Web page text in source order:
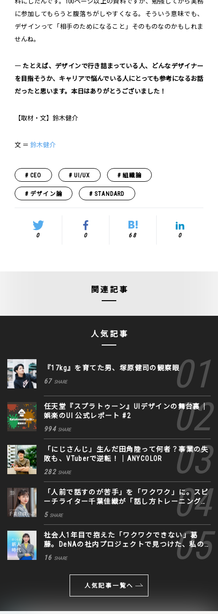
に参加してもらうと腹落ちがしやすくなる。そういう意味でも、
デザインって「相手のためになること」そのものなのかもしれま
せんね。
― たとえば、デザインで行き詰まっている人、どんなデザイナー
を目指そうか、キャリアで悩んでいる人にとっても参考になるお話
だったと思います。本日はありがとうございました！
【取材・文】鈴木健介
文 ＝ 鈴木健介
CEO UI/UX 組織論
デザイン論 STANDARD
0 0 68 0
関連記事
人気記事
『17kg』を育てた男、塚原健司の観察眼
67 SHARE
任天堂『スプラトゥーン』UIデザインの舞台裏｜
娯楽のUI 公式レポート #2
994 SHARE
「にじさんじ」生んだ田角陸って何者？事業の失
敗も、VTuberで逆転！｜ANYCOLOR
282 SHARE
「人前で話すのが苦手」を「ワクワク」に。スピ
ーチライター千葉佳織が「話し方トレーニング」
に込めた思い
5 SHARE
社会人1年目で抱えた「ワクワクできない」葛
藤。DeNAの社内プロジェクトで見つけた、私の
生きる道
16 SHARE
人気記事一覧へ